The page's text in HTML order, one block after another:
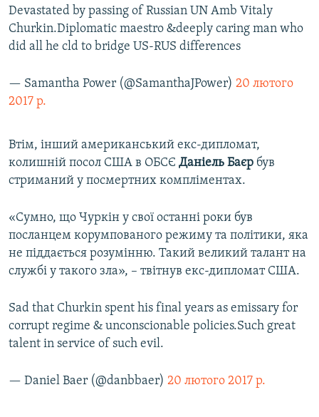
Devastated by passing of Russian UN Amb Vitaly
Churkin.Diplomatic maestro &deeply caring man who
did all he cld to bridge US-RUS differences
— Samantha Power (@SamanthaJPower) 20 лютого
2017 р.
Втім, інший американський екс-дипломат,
колишній посол США в ОБСЄ Даніель Баєр був
стриманий у посмертних компліментах.
«Сумно, що Чуркін у свої останні роки був
посланцем корумпованого режиму та політики, яка
не піддається розумінню. Такий великий талант на
службі у такого зла», – твітнув екс-дипломат США.
Sad that Churkin spent his final years as emissary for
corrupt regime & unconscionable policies.Such great
talent in service of such evil.
— Daniel Baer (@danbbaer) 20 лютого 2017 р.